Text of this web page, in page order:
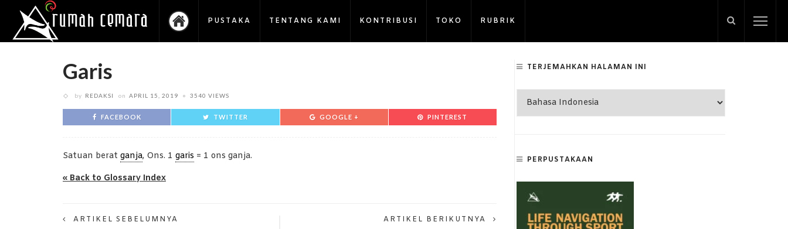
PUSTAKA TENTANG KAMI KONTRIBUSI TOKO RUBRIK
Garis
by REDAKSI on APRIL 15, 2019 3540 VIEWS
FACEBOOK TWITTER GOOGLE + PINTEREST
Satuan berat ganja, Ons. 1 garis = 1 ons ganja.
« Back to Glossary Index
ARTIKEL SEBELUMNYA ARTIKEL BERIKUTNYA
TERJEMAHKAN HALAMAN INI
PERPUSTAKAAN